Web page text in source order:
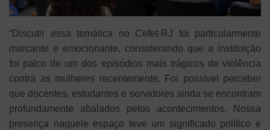
“Discutir essa temática no Cefet-RJ foi particularmente
marcante e emocionante, considerando que a instituição
foi palco de um dos episódios mais trágicos de violência
contra as mulheres recentemente. Foi possível perceber
que docentes, estudantes e servidores ainda se encontram
profundamente abalados pelos acontecimentos. Nossa
presença naquele espaço teve um significado político e